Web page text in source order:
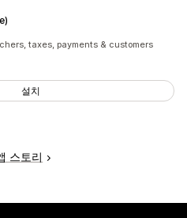
taxes, payments & customers
설치
스토리